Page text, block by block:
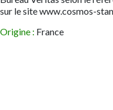
sur le site www.cosmos-
Origine : France